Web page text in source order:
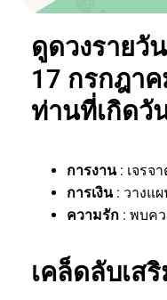
ดูดวงรายวั
17 กรกฎา
ท่านที่เกิดวั
การงาน : เจรจ
การเงิน : วางแ
ความรัก : พบค
เคล็ดลับเส